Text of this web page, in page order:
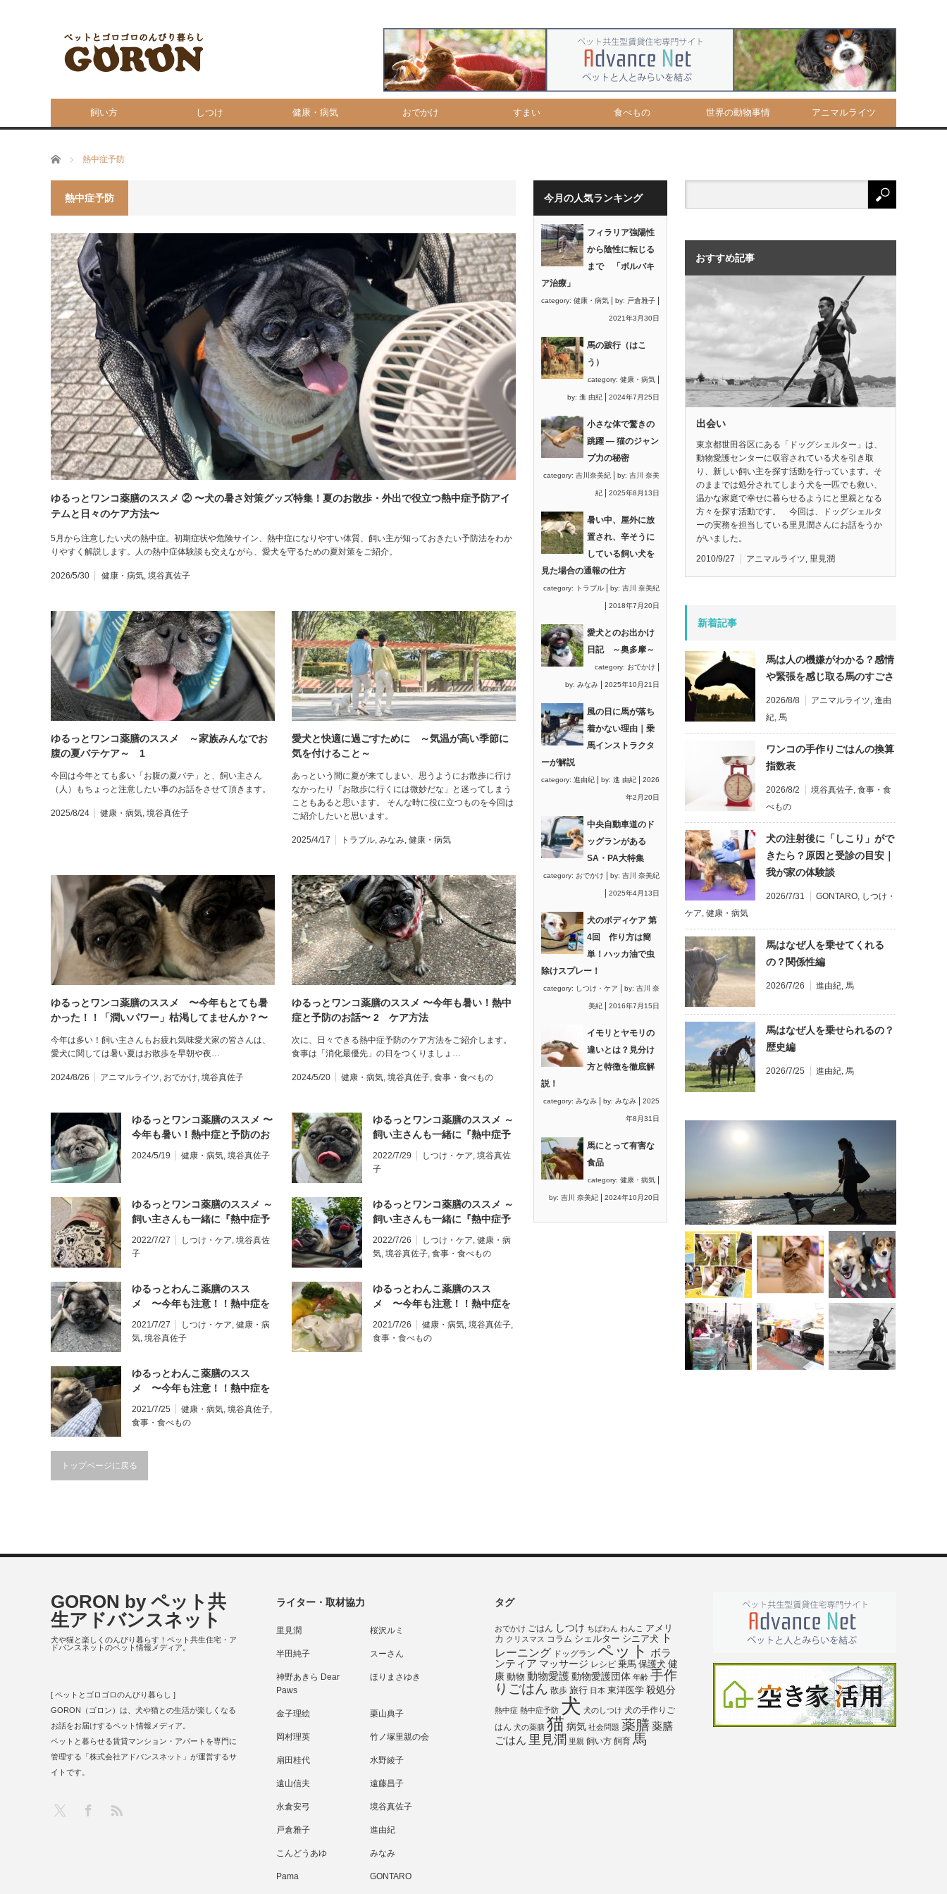
飼い方 しつけ 健康・病気 おでかけ すまい 食べもの 世界の動物事情 アニマルライツ
ホーム 熱中症予防
熱中症予防
ゆるっとワンコ薬膳のススメ ② 〜犬の暑さ対策グッズ特集！夏のお散歩・外出で役立つ熱中症予防アイ
テムと日々のケア方法〜
5月から注意したい犬の熱中症。初期症状や危険サイン、熱中症になりやすい体質、飼い主が知っておきたい予防法をわか
りやすく解説します。人の熱中症体験談も交えながら、愛犬を守るための夏対策をご紹介。
2026/5/30 健康・病気, 境谷真佐子
ゆるっとワンコ薬膳のススメ ～家族みんなでお
腹の夏バテケア～ 1
今回は今年とても多い「お腹の夏バテ」と、飼い主さん
（人）もちょっと注意したい事のお話をさせて頂きます。
2025/8/24 健康・病気, 境谷真佐子
愛犬と快適に過ごすために ～気温が高い季節に
気を付けること～
あっという間に夏が来てしまい、思うようにお散歩に行け
なかったり「お散歩に行くには微妙だな」と迷ってしまう
こともあると思います。 そんな時に役に立つものを今回は
ご紹介したいと思います。︎
2025/4/17 トラブル, みなみ, 健康・病気
ゆるっとワンコ薬膳のススメ 〜今年もとても暑
かった！！「潤いパワー」枯渇してませんか？〜
今年は多い！飼い主さんもお疲れ気味愛犬家の皆さんは、
愛犬に関しては暑い夏はお散歩を早朝や夜…
2024/8/26 アニマルライツ, おでかけ, 境谷真佐子
ゆるっとワンコ薬膳のススメ 〜今年も暑い！熱中
症と予防のお話〜 2 ケア方法
次に、日々できる熱中症予防のケア方法をご紹介します。
食事は「消化最優先」の日をつくりましょ…
2024/5/20 健康・病気, 境谷真佐子, 食事・食べもの
ゆるっとワンコ薬膳のススメ 〜
今年も暑い！熱中症と予防のお
2024/5/19 健康・病気, 境谷真佐子
ゆるっとワンコ薬膳のススメ ～
飼い主さんも一緒に『熱中症予
防』～ ツボ押しマッサージケア
編
2022/7/29 しつけ・ケア, 境谷真佐
子
ゆるっとワンコ薬膳のススメ ～
飼い主さんも一緒に『熱中症予
防』～ ケア編
2022/7/27 しつけ・ケア, 境谷真佐
子
ゆるっとワンコ薬膳のススメ ～
飼い主さんも一緒に『熱中症予
2022/7/26 しつけ・ケア, 健康・病
気, 境谷真佐子, 食事・食べもの
ゆるっとわんこ薬膳のスス
メ 〜今年も注意！！熱中症を
防ごう〜 予防のために飼い主が
できること・しておきたいこと
2021/7/27 しつけ・ケア, 健康・病
気, 境谷真佐子
ゆるっとわんこ薬膳のスス
メ 〜今年も注意！！熱中症を
防ごう〜 《レシピ紹介》熱中症
を防ごう！胃腸をケアして血を
2021/7/26 健康・病気, 境谷真佐子,
食事・食べもの
ゆるっとわんこ薬膳のスス
メ 〜今年も注意！！熱中症を
2021/7/25 健康・病気, 境谷真佐子,
食事・食べもの
トップページに戻る
今月の人気ランキング
フィラリア強陽性
から陰性に転じる
まで 「ボルバキ
ア治療」
category: 健康・病気 by: 戸倉雅子
2021年3月30日
馬の跛行（はこ
う）
category: 健康・病気
by: 進 由紀 2024年7月25日
小さな体で驚きの
跳躍 ― 猫のジャン
プ力の秘密
category: 吉川奈美紀 by: 吉川 奈美
紀 2025年8月13日
暑い中、屋外に放
置され、辛そうに
している飼い犬を
見た場合の通報の仕方
category: トラブル by: 吉川 奈美紀
2018年7月20日
愛犬とのお出かけ
日記 ～奥多摩～
category: おでかけ
by: みなみ 2025年10月21日
風の日に馬が落ち
着かない理由｜乗
馬インストラクタ
ーが解説
category: 進由紀 by: 進 由紀 2026
年2月20日
中央自動車道のド
ッグランがある
SA・PA大特集
category: おでかけ by: 吉川 奈美紀
2025年4月13日
犬のボディケア 第
4回 作り方は簡
単！ハッカ油で虫
除けスプレー！
category: しつけ・ケア by: 吉川 奈
美紀 2016年7月15日
イモリとヤモリの
違いとは？見分け
方と特徴を徹底解
説！
category: みなみ by: みなみ 2025
年8月31日
馬にとって有害な
食品
category: 健康・病気
by: 吉川 奈美紀 2024年10月20日
おすすめ記事
出会い
東京都世田谷区にある「ドッグシェルター」は、
動物愛護センターに収容されている犬を引き取
り、新しい飼い主を探す活動を行っています。そ
のままでは処分されてしまう犬を一匹でも救い、
温かな家庭で幸せに暮らせるようにと里親となる
方々を探す活動です。 今回は、ドッグシェルタ
ーの実務を担当している里見潤さんにお話をうか
がいました。
2010/9/27 アニマルライツ, 里見潤
新着記事
馬は人の機嫌がわかる？感情
や緊張を感じ取る馬のすごさ
2026/8/8 アニマルライツ, 進由
紀, 馬
ワンコの手作りごはんの換算
指数表
2026/8/2 境谷真佐子, 食事・食
べもの
犬の注射後に「しこり」がで
きたら？原因と受診の目安｜
我が家の体験談
2026/7/31 GONTARO, しつけ・
ケア, 健康・病気
馬はなぜ人を乗せてくれる
の？関係性編
2026/7/26 進由紀, 馬
馬はなぜ人を乗せられるの？
歴史編
2026/7/25 進由紀, 馬
ライター・取材協力
里見潤 桜沢ルミ
半田純子 スーさん
神野あきら Dear
Paws
ほりまさゆき
金子理絵 栗山典子
岡村理英 竹ノ塚里親の会
扇田桂代 水野綾子
遠山信夫 遠藤昌子
永倉安弓 境谷真佐子
戸倉雅子 進由紀
こんどうあゆ みなみ
Pama GONTARO
タグ
おでかけ ごはん しつけ ちばわん わんこ アメリ
カ クリスマス コラム シェルター シニア犬
ト
レーニング ドッグラン ペット
ボラ
ンティア マッサージ レシピ 乗馬 保護犬 健
康 動物 動物愛護動物愛護団体 年齢 手作
りごはん 散歩 旅行 日本 東洋医学 殺処分
熱中症 熱中症予防 犬 犬のしつけ 犬の手作りご
はん 犬の薬膳 猫 病気 社会問題 薬膳薬膳
ごはん 里見潤 里親 飼い方 飼育 馬
GORON by ペット共
生アドバンスネット
犬や猫と楽しくのんびり暮らす！ペット共生住宅・ア
ドバンスネットのペット情報メディア。
[ ペットとゴロゴロのんびり暮らし ]
GORON（ゴロン）は、犬や猫との生活が楽しくなる
お話をお届けするペット情報メディア。
ペットと暮らせる賃貸マンション・アパートを専門に
管理する「株式会社アドバンスネット」が運営するサ
イトです。
Facebook
RSS